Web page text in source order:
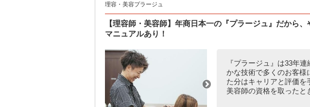
理容・美容プラージュ
【理容師・美容師】年商日本一の『プラージュ』だから
マニュアルあり！
『プラージュ』は33年
かな技術で多くのお客様
た分はキャリアと評価を
美容師の資格を取ったと